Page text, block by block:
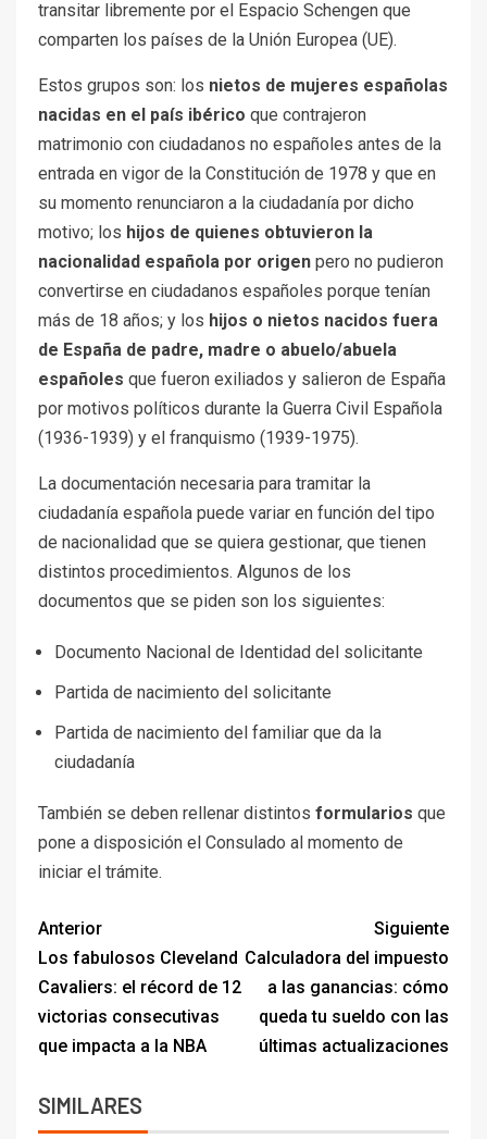
transitar libremente por el Espacio Schengen que
comparten los países de la Unión Europea (UE).
Estos grupos son: los nietos de mujeres españolas
nacidas en el país ibérico que contrajeron
matrimonio con ciudadanos no españoles antes de la
entrada en vigor de la Constitución de 1978 y que en
su momento renunciaron a la ciudadanía por dicho
motivo; los hijos de quienes obtuvieron la
nacionalidad española por origen pero no pudieron
convertirse en ciudadanos españoles porque tenían
más de 18 años; y los hijos o nietos nacidos fuera
de España de padre, madre o abuelo/abuela
españoles que fueron exiliados y salieron de España
por motivos políticos durante la Guerra Civil Española
(1936-1939) y el franquismo (1939-1975).
La documentación necesaria para tramitar la
ciudadanía española puede variar en función del tipo
de nacionalidad que se quiera gestionar, que tienen
distintos procedimientos. Algunos de los
documentos que se piden son los siguientes:
Documento Nacional de Identidad del solicitante
Partida de nacimiento del solicitante
Partida de nacimiento del familiar que da la
ciudadanía
También se deben rellenar distintos formularios que
pone a disposición el Consulado al momento de
iniciar el trámite.
Anterior
Los fabulosos Cleveland
Cavaliers: el récord de 12
victorias consecutivas
que impacta a la NBA
Siguiente
Calculadora del impuesto
a las ganancias: cómo
queda tu sueldo con las
últimas actualizaciones
SIMILARES